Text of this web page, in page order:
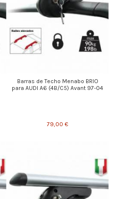
Barras de Techo Menabo BRIO
para AUDI A6 (4B/C5) Avant 97-04
79,00 €